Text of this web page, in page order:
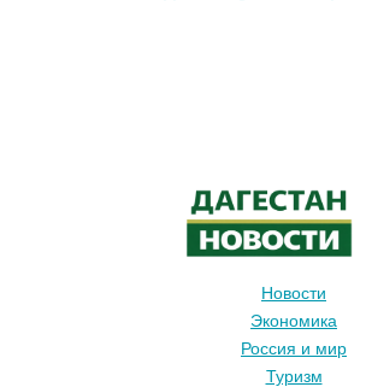
Новости
Экономика
Россия и мир
Туризм